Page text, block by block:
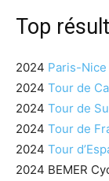
Top
2024 Paris-Nice
2024 Tour de
2024 Tour de
2024 Tour de
2024 Tour
2024 BEMER